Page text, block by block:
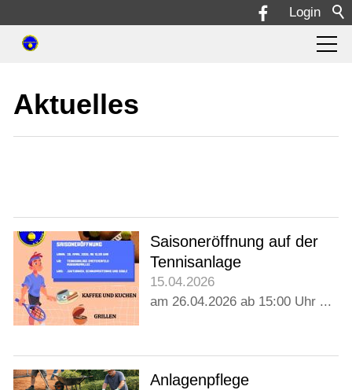
Login
Aktuelles
Sport
Verein
Bilder
Kontakt
Aktuelles
Saisoneröffnung auf der
Tennisanlage
15.04.2026
am 26.04.2026 ab 15:00 Uhr ...
Anlagenpflege